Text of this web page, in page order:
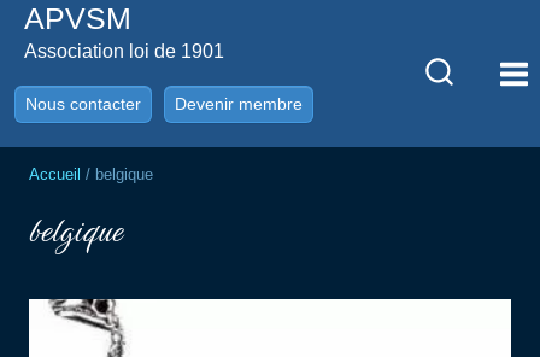
AllerAPVSM
Association loi de 1901
Nous contacter Devenir membre
Accueil / belgique
belgique